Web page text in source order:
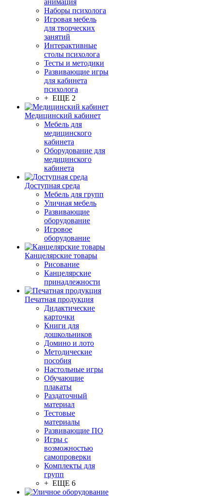
анимация
Наборы психолога
Игровая мебель
для творческих
занятий
Интерактивные
столы психолога
Тесты и методики
Развивающие игры
для кабинета
психолога
+ ЕЩЕ 2
Медицинский кабинет
Мебель для
медицинского
кабинета
Оборудование для
медицинского
кабинета
Доступная среда
Мебель для групп
Уличная мебель
Развивающие
оборудование
Игровое
оборудование
Канцелярские товары
Рисование
Канцелярские
принадлежности
Печатная продукция
Дидактические
карточки
Книги для
дошкольников
Домино и лото
Методические
пособия
Настольные игры
Обучающие
плакаты
Раздаточный
материал
Тестовые
материалы
Развивающие ПО
Игры с
возможностью
самопроверки
Комплекты для
групп
+ ЕЩЕ 6